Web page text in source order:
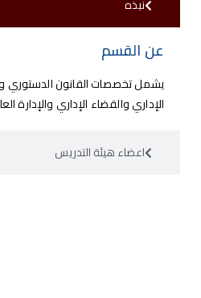
نبذه
اعضاء هيئة التدريس
عن القسم
يشمل تخصصات القانون الدستوري
الإداري والقضاء الإداري والإدارة